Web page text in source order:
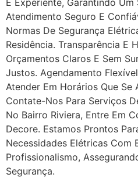
E Experiente, Garantindo
Atendimento Seguro E
Normas De Segurança
Residência. Transparência E
Orçamentos Claros E Sem
Justos. Agendamento
Atender Em Horários Que Se
Contate-Nos Para Serviços
No Bairro Riviera, Entre Em
Decore. Estamos Prontos
Necessidades Elétricas Com
Profissionalismo,
Segurança.